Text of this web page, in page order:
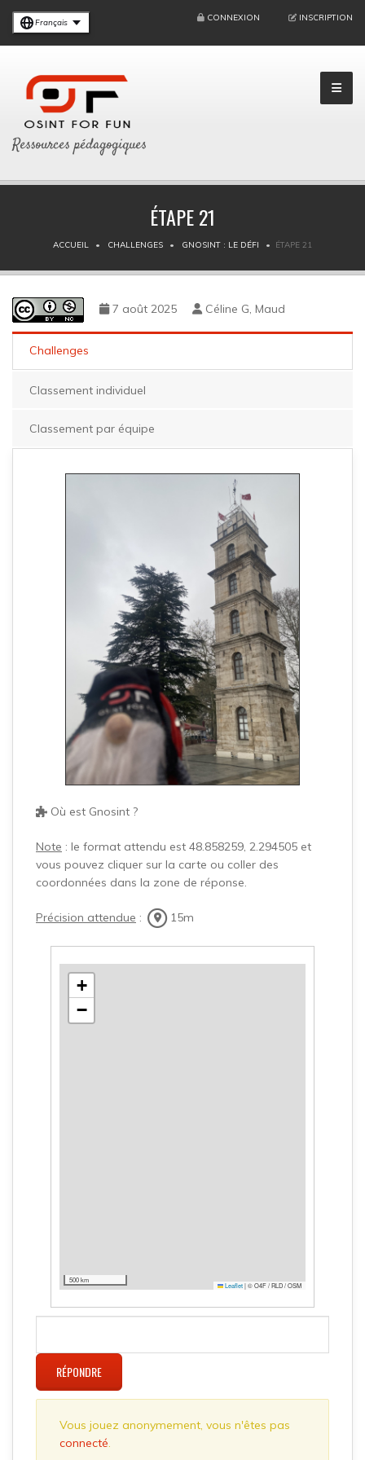
Français CONNEXION INSCRIPTION
Ressources pédagogiques
ÉTAPE 21
ACCUEIL CHALLENGES GNOSINT : LE DÉFI ÉTAPE 21
7 août 2025 Céline G, Maud
Challenges
Classement individuel
Classement par équipe
Où est Gnosint ?
Note : le format attendu est 48.858259, 2.294505 et
vous pouvez cliquer sur la carte ou coller des
coordonnées dans la zone de réponse.
Précision attendue : 15m
+
−
500 km
Leaflet|© O4F / RLD / OSM
RÉPONDRE
Vous jouez anonymement, vous n'êtes pas
connecté